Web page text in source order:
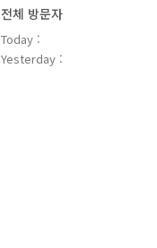
전체 방문자
Today :
Yesterday :